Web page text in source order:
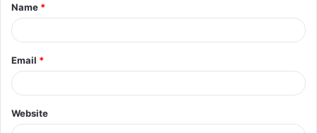
*
Name *
Email *
Website